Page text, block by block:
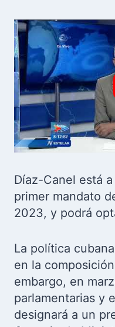
Díaz-Canel está
primer mandato
2023, y podrá
La política
en la
embargo, en
parlamentarias y
designará a un